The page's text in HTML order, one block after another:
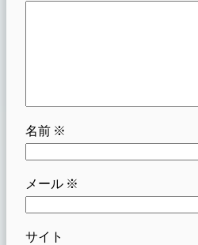
名前 ※
メール ※
サイト